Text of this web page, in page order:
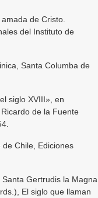
de Cristo.
del Instituto de
Santa Columba de
siglo XVIII», en
de la Fuente
Chile, Ediciones
Gertrudis la Magna,
El siglo que llaman